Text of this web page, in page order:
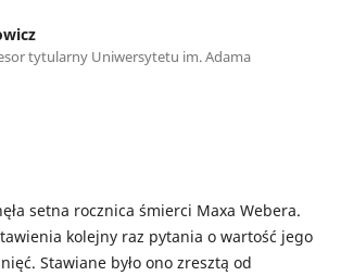
tytularny Uniwersytetu im. Adama
setna rocznica śmierci Maxa Webera.
kolejny raz pytania o wartość jego
Stawiane było ono zresztą od